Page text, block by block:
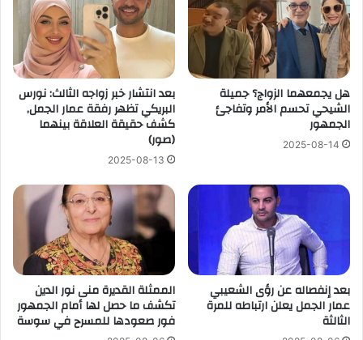
هل يجمعهما الزواج؟ جميلة
الشيحي تحسم الأمر وتفاجئ
الجمهور
2025-08-14
بعد انتشار خبر زواجه الثالث: نورس
البريكي تظهر رفقة عمار الجمل,
كشف حقيقة العلاقة بينهما
(صور)
2025-08-13
بعد إنفصاله عن رؤى الشعيبي
عمار الجمل يعلن ارتباطه للمرة
الثالثة
الممثلة القديرة منى نور الدين
تكشف ما حصل لها أمام الجمهور
فور صعودها للمسرح في سوسة